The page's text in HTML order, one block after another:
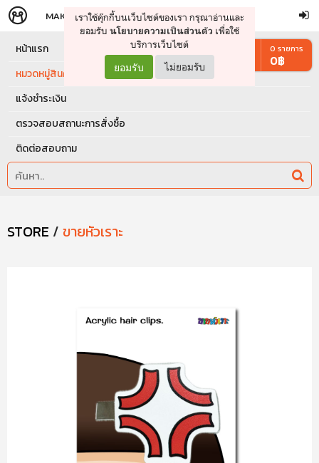
จัดการรถเข็น ดำเนินการต่อ
MAKERS STORE
เราใช้คุ๊กกี้บนเว็บไซต์ของเรา กรุณาอ่านและ
ยอมรับ นโยบายความเป็นส่วนตัว เพื่อใช้
บริการเว็บไซต์
ยอมรับ ไม่ยอมรับ
หน้าแรก
หมวดหมู่สินค้า
แจ้งชำระเงิน
ตรวจสอบสถานะการสั่งซื้อ
ติดต่อสอบถาม
0 รายการ
0฿
STORE / ขายหัวเราะ